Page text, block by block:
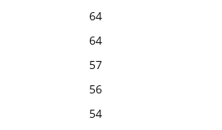
64
64
57
56
54